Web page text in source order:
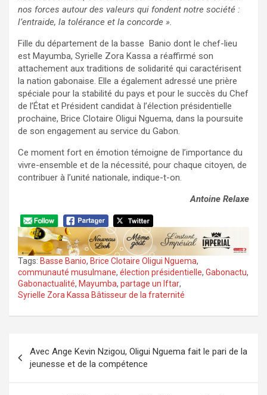
nos forces autour des valeurs qui fondent notre société :
l’entraide, la tolérance et la concorde ».
Fille du département de la basse Banio dont le chef-lieu
est Mayumba, Syrielle Zora Kassa a réaffirmé son
attachement aux traditions de solidarité qui caractérisent
la nation gabonaise. Elle a également adressé une prière
spéciale pour la stabilité du pays et pour le succès du Chef
de l’État et Président candidat à l’élection présidentielle
prochaine, Brice Clotaire Oligui Nguema, dans la poursuite
de son engagement au service du Gabon.
Ce moment fort en émotion témoigne de l’importance du
vivre-ensemble et de la nécessité, pour chaque citoyen, de
contribuer à l’unité nationale, indique-t-on.
Antoine Relaxe
Tags: Basse Banio, Brice Clotaire Oligui Nguema,
communauté musulmane, élection présidentielle, Gabonactu,
Gabonactualité, Mayumba, partage un Iftar,
Syrielle Zora Kassa Bâtisseur de la fraternité
de
l’article
Avec Ange Kevin Nzigou, Oligui Nguema fait le pari de la
jeunesse et de la compétence